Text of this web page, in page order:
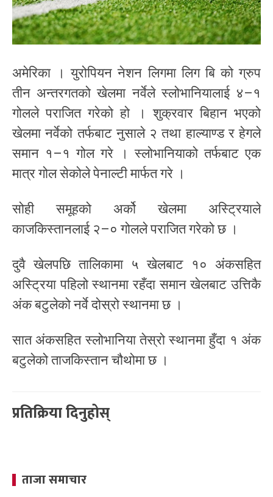
अमेरिका । युरोपियन नेशन लिगमा लिग बि को ग्रुप
तीन अन्तरगतको खेलमा नर्वेले स्लोभानियालाई ४–१
गोलले पराजित गरेको हो । शुक्रवार बिहान भएको
खेलमा नर्वेको तर्फबाट नुसाले २ तथा हाल्याण्ड र हेगले
समान १–१ गोल गरे । स्लोभानियाको तर्फबाट एक
मात्र गोल सेकोले पेनाल्टी मार्फत गरे ।
सोही समूहको अर्को खेलमा अस्ट्रियाले
काजकिस्तानलाई २–० गोलले पराजित गरेको छ ।
दुवै खेलपछि तालिकामा ५ खेलबाट १० अंकसहित
अस्ट्रिया पहिलो स्थानमा रहँदा समान खेलबाट उत्तिकै
अंक बटुलेको नर्वे दोस्रो स्थानमा छ ।
सात अंकसहित स्लोभानिया तेस्रो स्थानमा हुँदा १ अंक
बटुलेको ताजकिस्तान चौथोमा छ ।
प्रतिक्रिया दिनुहोस्
ताजा समाचार